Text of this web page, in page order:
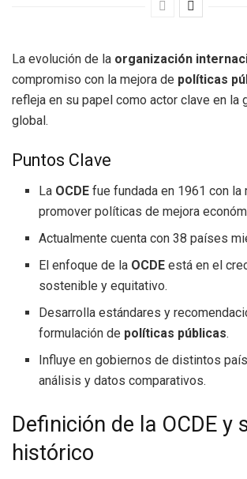
La evolución de la organización
compromiso con la mejora de políticas
refleja en su papel como actor clave en la
global.
Puntos Clave
La OCDE fue fundada en 1961 con la
promover políticas de mejora
Actualmente cuenta con 38 países
El enfoque de la OCDE está en el
sostenible y equitativo.
Desarrolla estándares y
formulación de políticas públicas.
Influye en gobiernos de distintos
análisis y datos comparativos.
Definición de la OCDE y
histórico